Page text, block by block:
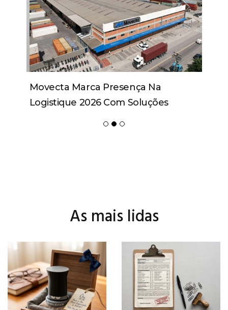
Movecta Marca Presença Na
Logistique 2026 Com Soluções
Integradas E Participação Em Painel
As mais lidas